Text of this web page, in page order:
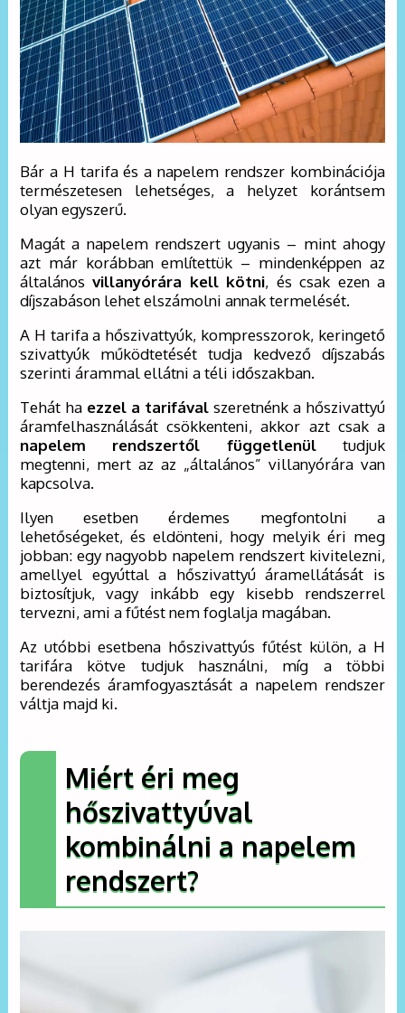
Bár a H tarifa és a napelem rendszer kombinációja
természetesen lehetséges, a helyzet korántsem
olyan egyszerű.
Magát a napelem rendszert ugyanis – mint ahogy
azt már korábban említettük – mindenképpen az
általánosvillanyórára kell kötni, és csak ezen a
díjszabáson lehet elszámolni annak termelését.
A H tarifa a hőszivattyúk, kompresszorok, keringető
szivattyúk működtetését tudja kedvező díjszabás
szerinti árammal ellátni a téli időszakban.
Tehát ha ezzel a tarifával szeretnénk a hőszivattyú
áramfelhasználását csökkenteni, akkor azt csak a
napelem rendszertől függetlenültudjuk
megtenni, mert az az „általános” villanyórára van
kapcsolva.
Ilyen esetben érdemes megfontolni a
lehetőségeket, és eldönteni, hogy melyik éri meg
jobban: egy nagyobb napelem rendszert kivitelezni,
amellyel egyúttal a hőszivattyú áramellátását is
biztosítjuk, vagy inkább egy kisebb rendszerrel
tervezni, ami a fűtést nem foglalja magában.
Az utóbbi esetbena hőszivattyús fűtést külön, a H
tarifára kötve tudjuk használni, míg a többi
berendezés áramfogyasztását a napelem rendszer
váltja majd ki.
Miért éri meg
hőszivattyúval
kombinálni a napelem
rendszert?